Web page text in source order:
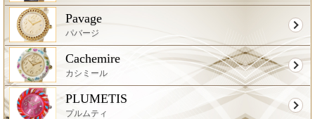
Pavage
パバージ
Cachemire
カシミール
PLUMETIS
プルムティ